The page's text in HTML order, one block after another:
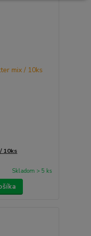
10ks
Skladom > 5 ks